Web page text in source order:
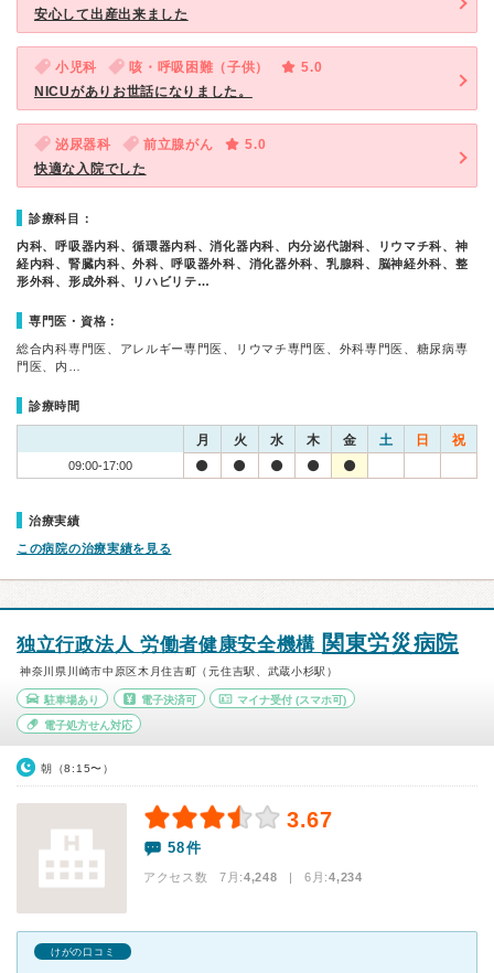
安心して出産出来ました
小児科 咳・呼吸困難（子供）
5.0
NICUがありお世話になりました。
泌尿器科 前立腺がん
5.0
快適な入院でした
診療科目：
内科、呼吸器内科、循環器内科、消化器内科、内分泌代謝科、リウマチ科、神
経内科、腎臓内科、外科、呼吸器外科、消化器外科、乳腺科、脳神経外科、整
形外科、形成外科、リハビリテ…
専門医・資格：
総合内科専門医、アレルギー専門医、リウマチ専門医、外科専門医、糖尿病専
門医、内…
診療時間
月 火 水 木 金 土 日 祝
09:00-17:00
治療実績
この病院の治療実績を見る
独立行政法人 労働者健康安全機構 関東労災病院
神奈川県川崎市中原区木月住吉町（元住吉駅、武蔵小杉駅）
駐車場あり 電子決済可 マイナ受付 (スマホ可)
電子処方せん対応
朝（8:15〜）
3.67
58件
アクセス数 7月:4,248 | 6月:4,234
けがの口コミ